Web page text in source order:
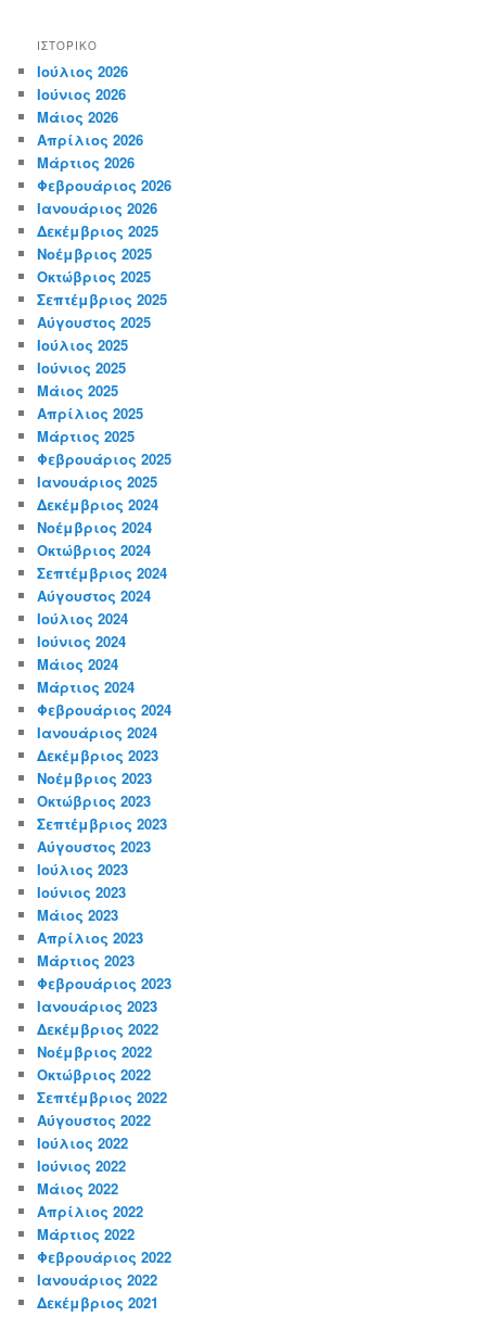
ΙΣΤΟΡΙΚΌ
Ιούλιος 2026
Ιούνιος 2026
Μάιος 2026
Απρίλιος 2026
Μάρτιος 2026
Φεβρουάριος 2026
Ιανουάριος 2026
Δεκέμβριος 2025
Νοέμβριος 2025
Οκτώβριος 2025
Σεπτέμβριος 2025
Αύγουστος 2025
Ιούλιος 2025
Ιούνιος 2025
Μάιος 2025
Απρίλιος 2025
Μάρτιος 2025
Φεβρουάριος 2025
Ιανουάριος 2025
Δεκέμβριος 2024
Νοέμβριος 2024
Οκτώβριος 2024
Σεπτέμβριος 2024
Αύγουστος 2024
Ιούλιος 2024
Ιούνιος 2024
Μάιος 2024
Μάρτιος 2024
Φεβρουάριος 2024
Ιανουάριος 2024
Δεκέμβριος 2023
Νοέμβριος 2023
Οκτώβριος 2023
Σεπτέμβριος 2023
Αύγουστος 2023
Ιούλιος 2023
Ιούνιος 2023
Μάιος 2023
Απρίλιος 2023
Μάρτιος 2023
Φεβρουάριος 2023
Ιανουάριος 2023
Δεκέμβριος 2022
Νοέμβριος 2022
Οκτώβριος 2022
Σεπτέμβριος 2022
Αύγουστος 2022
Ιούλιος 2022
Ιούνιος 2022
Μάιος 2022
Απρίλιος 2022
Μάρτιος 2022
Φεβρουάριος 2022
Ιανουάριος 2022
Δεκέμβριος 2021